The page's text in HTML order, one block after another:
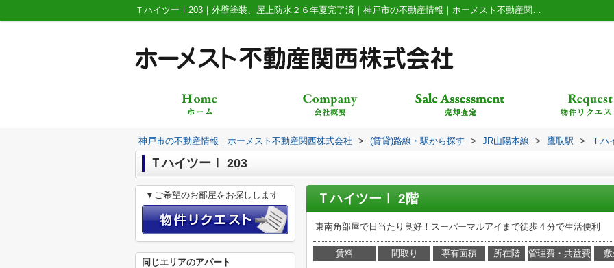
ＴハイツーⅠ203｜外壁塗装、屋上防水２６年夏完了済｜神戸市の不動産情報｜ホーメスト不動産関西株式会社
神戸市の不動産情報｜ホーメスト不動産関西株式会社 > (賃貸)路線・駅から探す > JR山陽本線 > 鷹取駅 > Ｔハ
ＴハイツーⅠ 203
ＴハイツーⅠ 2階
東南角部屋で日当たり良好！スーパーマルアイまで徒歩４分で生活便利
賃料 間取り 専有面積 所在階 管理費・共益費
▼ご希望のお部屋をお探しします
同じエリアのアパート